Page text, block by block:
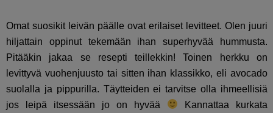
Omat suosikit leivän päälle ovat erilaiset levitteet. Olen juuri
hiljattain oppinut tekemään ihan superhyvää hummusta.
Pitääkin jakaa se resepti teillekkin! Toinen herkku on
levittyvä vuohenjuusto tai sitten ihan klassikko, eli avocado
suolalla ja pippurilla. Täytteiden ei tarvitse olla ihmeellisiä
jos leipä itsessään jo on hyvää
Kannattaa kurkata